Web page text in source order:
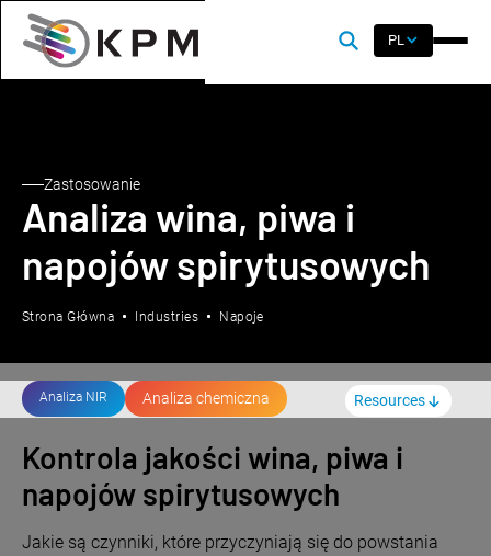
PL
Zastosowanie
Analiza wina, piwa i
napojów spirytusowych
Strona Główna Industries Napoje
Analiza NIR Analiza chemiczna Resources
Kontrola jakości wina, piwa i
napojów spirytusowych
Jakie są czynniki, które przyczyniają się do powstania